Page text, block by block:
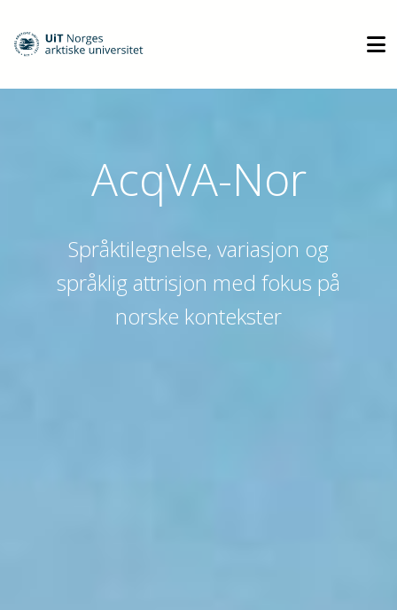
AcqVA-Nor
Språktilegnelse, variasjon og
språklig attrisjon med fokus på
norske kontekster